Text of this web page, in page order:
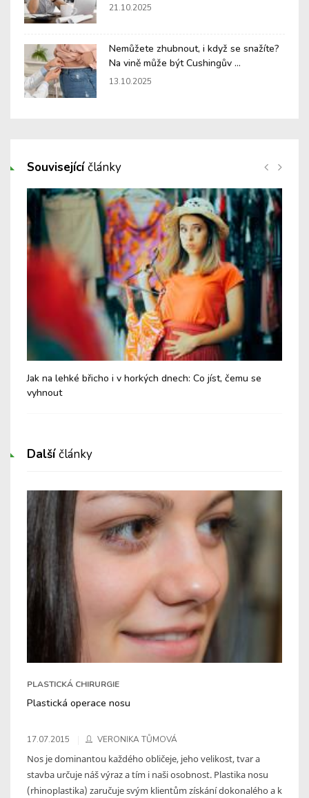
21.10.2025
Nemůžete zhubnout, i když se snažíte?
Na vině může být Cushingův ...
13.10.2025
Souvisejícíčlánky
Jak na lehké břicho i v horkých dnech: Co jíst, čemu se
vyhnout
Dalšíčlánky
PLASTICKÁ CHIRURGIE
Plastická operace nosu
17.07.2015 VERONIKA TŮMOVÁ
Nos je dominantou každého obličeje, jeho velikost, tvar a
stavba určuje náš výraz a tím i naši osobnost. Plastika nosu
(rhinoplastika) zaručuje svým klientům získání dokonalého a k